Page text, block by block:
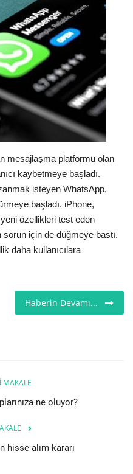
mesajlaşma platformu olan
kaybetmeye başladı.
isteyen WhatsApp,
başladı. iPhone,
özellikleri test eden
için de düğmeye bastı.
daha kullanıcılara
Haberin Devamı...
MAKALE
ne oluyor?
hisse alım kararı